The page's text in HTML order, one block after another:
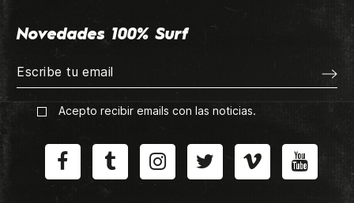
Novedades 100% Surf
Acepto recibir emails con las noticias.